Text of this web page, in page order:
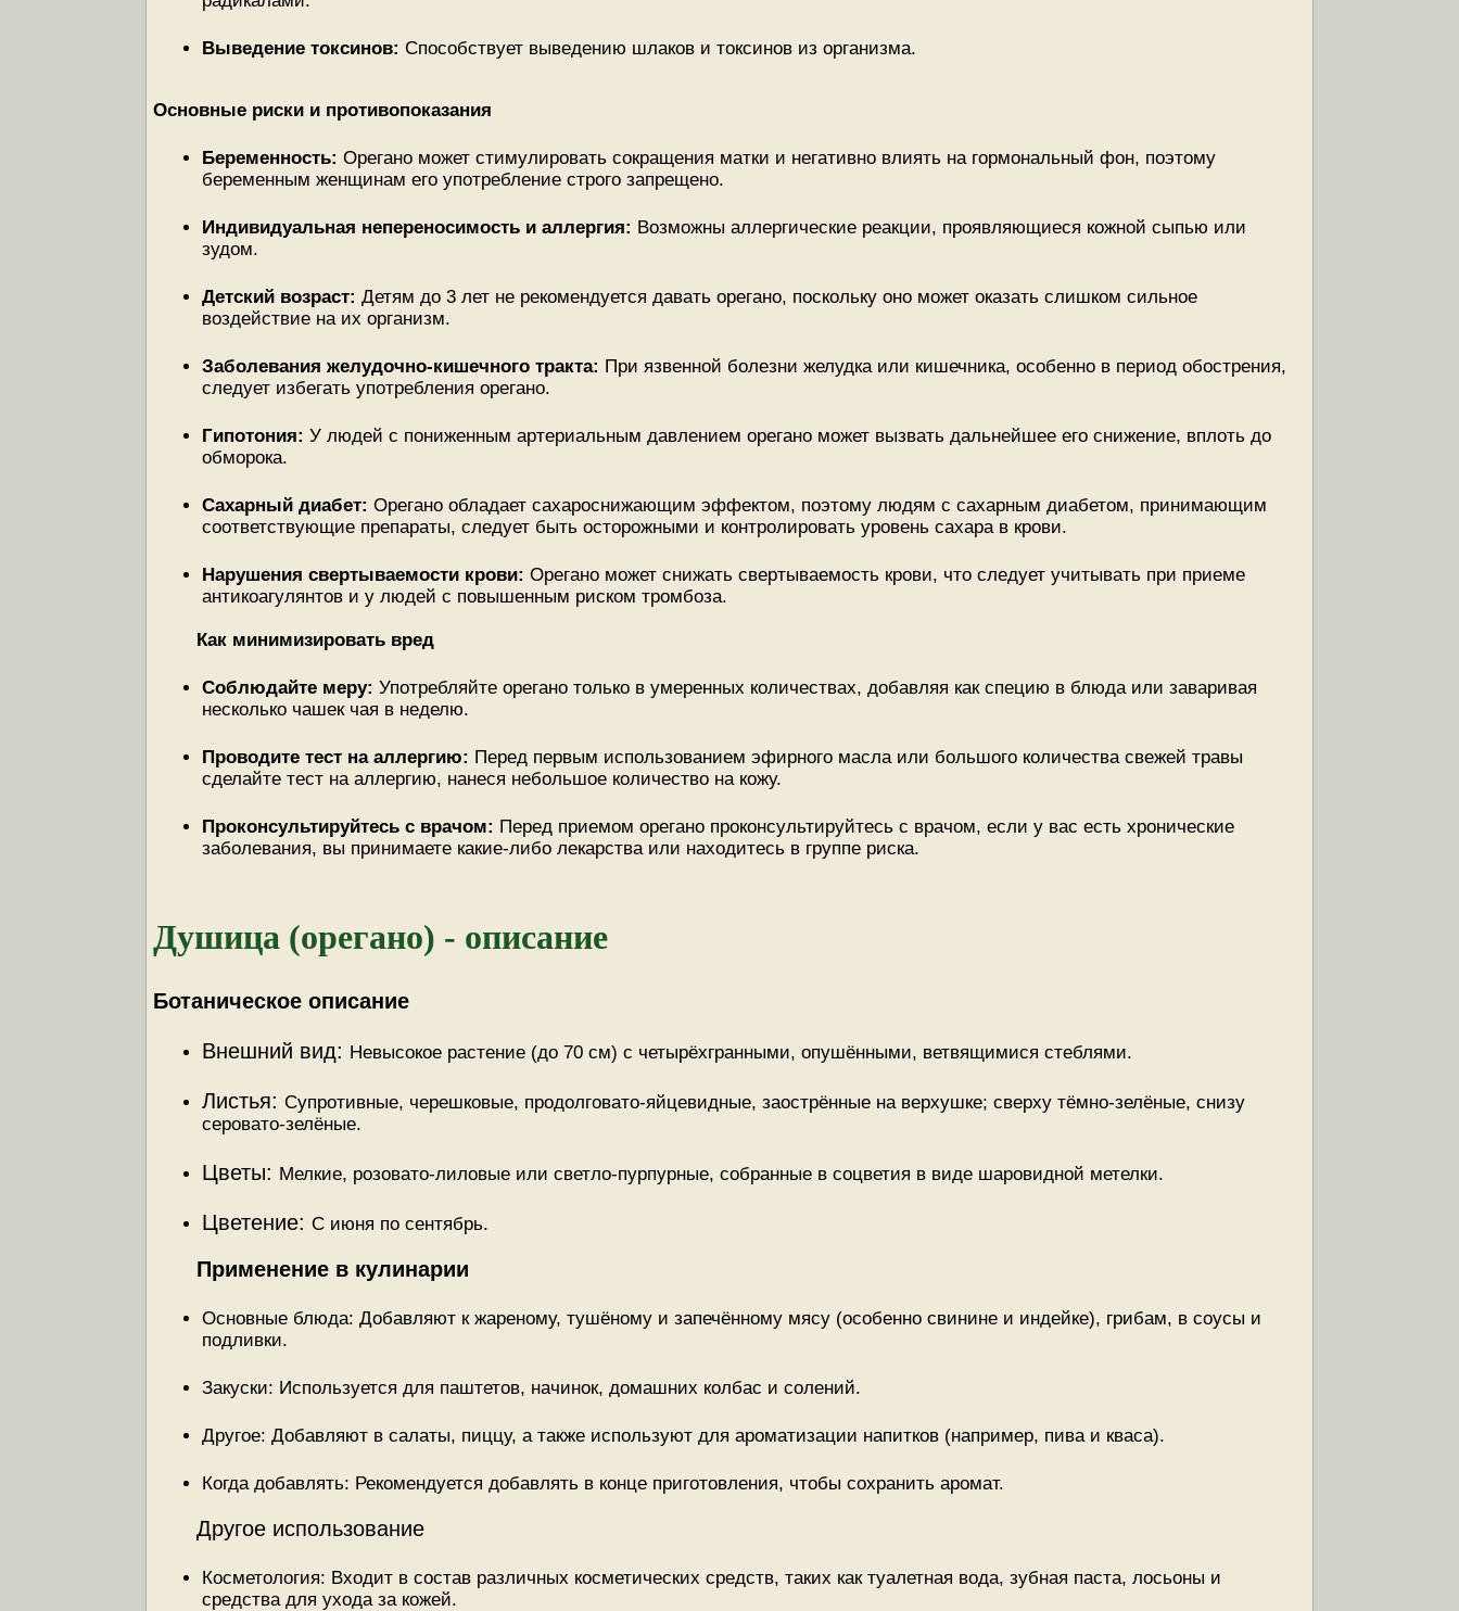
Выведение токсинов:Способствует выведению шлаков и токсинов из организма.
Основные риски и противопоказания
Беременность:Орегано может стимулировать сокращения матки и негативно влиять на гормональный фон, поэтому
беременным женщинам его употребление строго запрещено.
Индивидуальная непереносимость и аллергия: Возможны аллергические реакции, проявляющиеся кожной сыпью или
зудом.
Детский возраст:Детям до 3 лет не рекомендуется давать орегано, поскольку оно может оказать слишком сильное
воздействие на их организм.
Заболевания желудочно-кишечного тракта: При язвенной болезни желудка или кишечника, особенно в период обострения,
следует избегать употребления орегано.
Гипотония:У людей с пониженным артериальным давлением орегано может вызвать дальнейшее его снижение, вплоть до
обморока.
Сахарный диабет:Орегано обладает сахароснижающим эффектом, поэтому людям с сахарным диабетом, принимающим
соответствующие препараты, следует быть осторожными и контролировать уровень сахара в крови.
Нарушения свертываемости крови:Орегано может снижать свертываемость крови, что следует учитывать при приеме
антикоагулянтов и у людей с повышенным риском тромбоза.
Как минимизировать вред
Соблюдайте меру:Употребляйте орегано только в умеренных количествах, добавляя как специю в блюда или заваривая
несколько чашек чая в неделю.
Проводите тест на аллергию: Перед первым использованием эфирного масла или большого количества свежей травы
сделайте тест на аллергию, нанеся небольшое количество на кожу.
Проконсультируйтесь с врачом: Перед приемом орегано проконсультируйтесь с врачом, если у вас есть хронические
заболевания, вы принимаете какие-либо лекарства или находитесь в группе риска.
Душица (орегано) - описание
Ботаническое описание
Внешний вид: Невысокое растение (до 70 см) с четырёхгранными, опушёнными, ветвящимися стеблями.
Листья:Супротивные, черешковые, продолговато-яйцевидные, заострённые на верхушке; сверху тёмно-зелёные, снизу
серовато-зелёные.
Цветы: Мелкие, розовато-лиловые или светло-пурпурные, собранные в соцветия в виде шаровидной метелки.
Цветение:С июня по сентябрь.
Применение в кулинарии
Основные блюда: Добавляют к жареному, тушёному и запечённому мясу (особенно свинине и индейке), грибам, в соусы и
подливки.
Закуски: Используется для паштетов, начинок, домашних колбас и солений.
Другое: Добавляют в салаты, пиццу, а также используют для ароматизации напитков (например, пива и кваса).
Когда добавлять: Рекомендуется добавлять в конце приготовления, чтобы сохранить аромат.
Другое использование
Косметология: Входит в состав различных косметических средств, таких как туалетная вода, зубная паста, лосьоны и
средства для ухода за кожей.